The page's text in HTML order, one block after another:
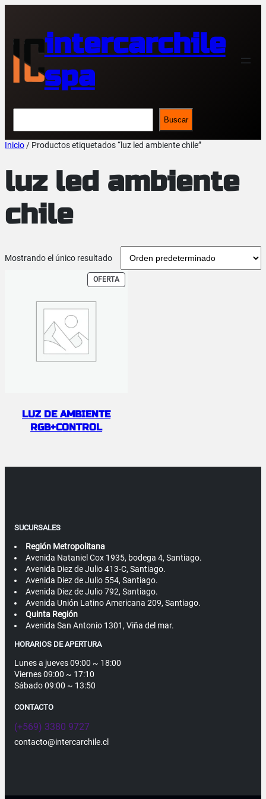
intercarchile
spa
Buscar
Inicio/ Productos etiquetados “luz led ambiente chile”
luz led ambiente
chile
Mostrando el único resultado
OFERTAPRODUCTO
EN
LUZ DE AMBIENTE
RGB+CONTROL
SUCURSALES
Región Metropolitana
Avenida Nataniel Cox 1935, bodega 4, Santiago.
Avenida Diez de Julio 413-C, Santiago.
Avenida Diez de Julio 554, Santiago.
Avenida Diez de Julio 792, Santiago.
Avenida Unión Latino Americana 209, Santiago.
Quinta Región
Avenida San Antonio 1301, Viña del mar.
HORARIOS DE APERTURA
Lunes a jueves 09:00 ~ 18:00
Viernes 09:00 ~ 17:10
Sábado 09:00 ~ 13:50
CONTACTO
(+569) 3380 9727
contacto@intercarchile.cl